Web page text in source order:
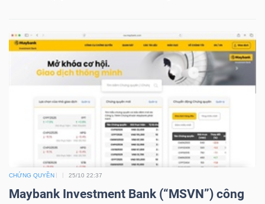
CHỨNG QUYỀN 25/10 22:37
Maybank Investment Bank (“MSVN”) công
CÔNG
NGHIỆP
DÙNG
KHÔNG
THIẾT